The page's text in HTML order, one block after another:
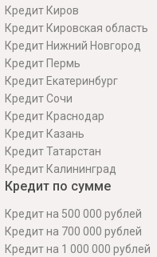
Кредит Киров
Кредит Кировская область
Кредит Нижний Новгород
Кредит Пермь
Кредит Екатеринбург
Кредит Сочи
Кредит Краснодар
Кредит Казань
Кредит Татарстан
Кредит Калининград
Кредит по сумме
Кредит на 500 000 рублей
Кредит на 700 000 рублей
Кредит на 1 000 000 рублей